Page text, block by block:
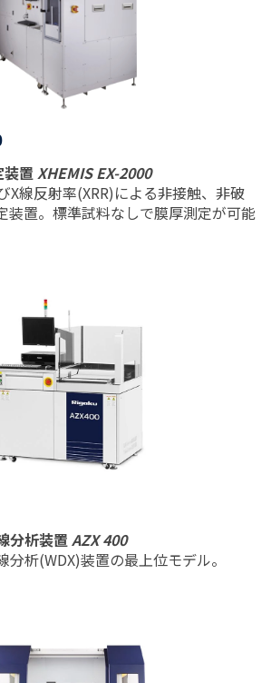
置 XHEMIS EX-2000
X線反射率(XRR)による非接触、非破
装置。標準試料なしで膜厚測定が可能
分析装置 AZX 400
析(WDX)装置の最上位モデル。